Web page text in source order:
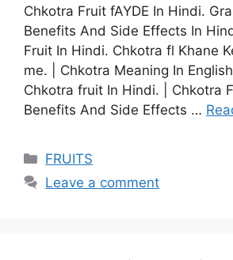
Chkotra Fruit fAYDE In Hindi.
Benefits And Side Effects In
Fruit In Hindi. Chkotra fl Khane
me. | Chkotra Meaning In
Chkotra fruit In Hindi. | Chkotra
Benefits And Side Effects …
Categories
FRUITS
Leave a comment